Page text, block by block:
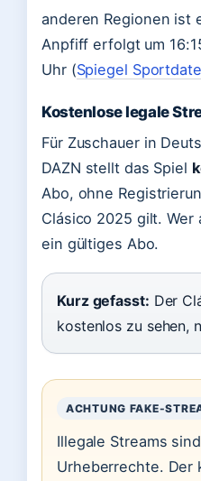
anderen Regionen ist
Anpfiff erfolgt um
Uhr (Spiegel
Kostenlose legale
Für Zuschauer in
DAZN stellt das Spiel
Abo, ohne
Clásico 2025 gilt.
ein gültiges Abo.
Kurz gefasst: Der
kostenlos zu sehen,
ACHTUNG FAKE-
Illegale Streams
Urheberrechte. Der